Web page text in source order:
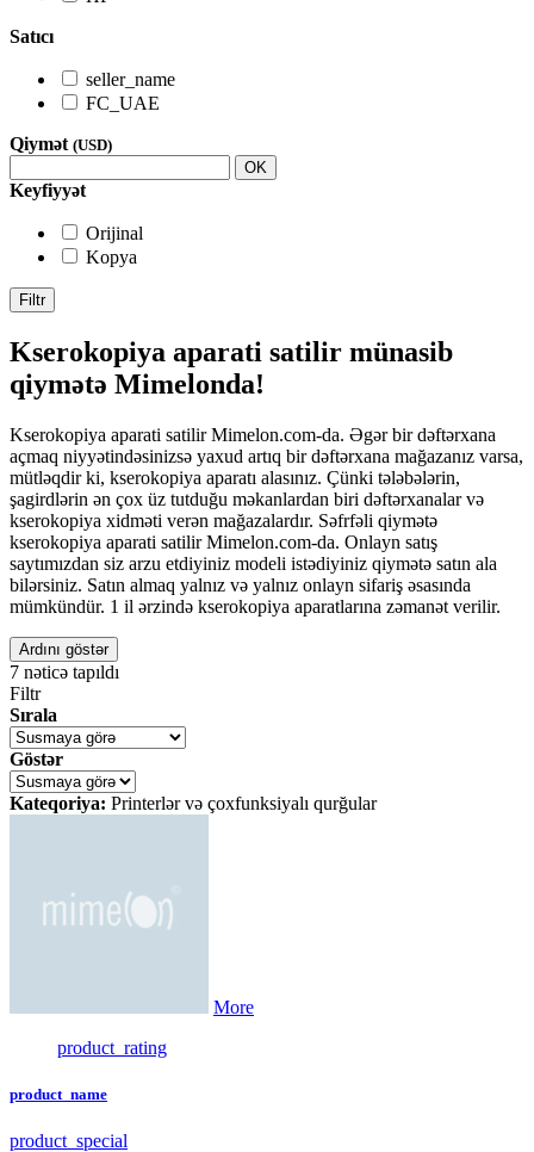
Satıcı
seller_name
FC_UAE
Qiymət (USD)
OK
Keyfiyyət
Orijinal
Kopya
Filtr
Kserokopiya aparati satilir münasib
qiymətə Mimelonda!
Kserokopiya aparati satilir Mimelon.com-da. Əgər bir dəftərxana
açmaq niyyətindəsinizsə yaxud artıq bir dəftərxana mağazanız varsa,
mütləqdir ki, kserokopiya aparatı alasınız. Çünki tələbələrin,
şagirdlərin ən çox üz tutduğu məkanlardan biri dəftərxanalar və
kserokopiya xidməti verən mağazalardır. Səfrfəli qiymətə
kserokopiya aparati satilir Mimelon.com-da. Onlayn satış
saytımızdan siz arzu etdiyiniz modeli istədiyiniz qiymətə satın ala
bilərsiniz. Satın almaq yalnız və yalnız onlayn sifariş əsasında
mümkündür. 1 il ərzində kserokopiya aparatlarına zəmanət verilir.
Ardını göstər
7 nəticə tapıldı
Filtr
Sırala
Göstər
Kateqoriya: Printerlər və çoxfunksiyalı qurğular
More
product_rating
product_name
product_special